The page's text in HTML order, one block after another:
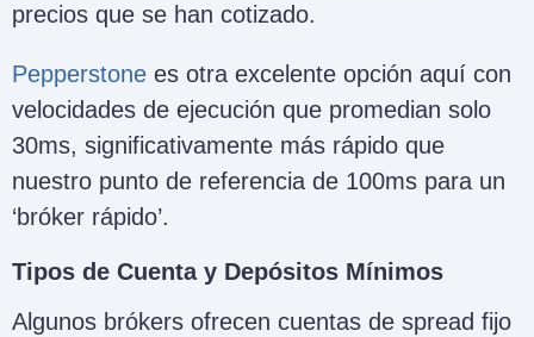
precios que se han cotizado.
Pepperstone es otra excelente opción aquí con
velocidades de ejecución que promedian solo
30ms, significativamente más rápido que
nuestro punto de referencia de 100ms para un
‘bróker rápido’.
Tipos de Cuenta y Depósitos Mínimos
Algunos brókers ofrecen cuentas de spread fijo